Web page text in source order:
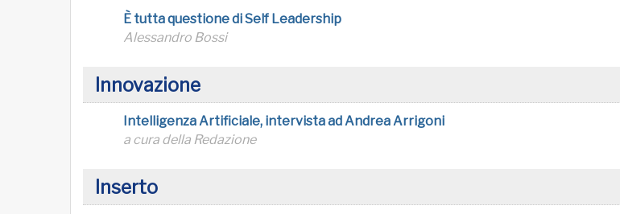
È tutta questione di Self Leadership
Alessandro Bossi
Innovazione
Intelligenza Artificiale, intervista ad Andrea Arrigoni
a cura della Redazione
Inserto